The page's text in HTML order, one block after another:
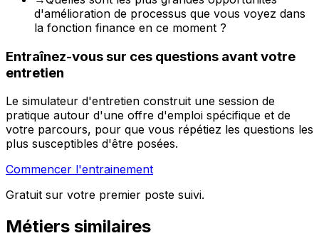
d'amélioration de processus que vous voyez dans
la fonction finance en ce moment ?
Entraînez-vous sur ces questions avant votre
entretien
Le simulateur d'entretien construit une session de
pratique autour d'une offre d'emploi spécifique et de
votre parcours, pour que vous répétiez les questions les
plus susceptibles d'être posées.
Commencer l'entrainement
Gratuit sur votre premier poste suivi.
Métiers similaires